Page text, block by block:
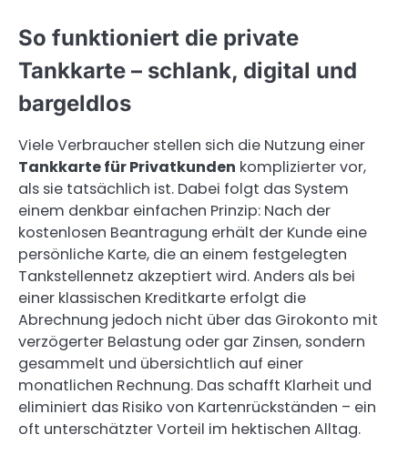
So funktioniert die private
Tankkarte – schlank, digital und
bargeldlos
Viele Verbraucher stellen sich die Nutzung einer
Tankkarte für Privatkunden komplizierter vor,
als sie tatsächlich ist. Dabei folgt das System
einem denkbar einfachen Prinzip: Nach der
kostenlosen Beantragung erhält der Kunde eine
persönliche Karte, die an einem festgelegten
Tankstellennetz akzeptiert wird. Anders als bei
einer klassischen Kreditkarte erfolgt die
Abrechnung jedoch nicht über das Girokonto mit
verzögerter Belastung oder gar Zinsen, sondern
gesammelt und übersichtlich auf einer
monatlichen Rechnung. Das schafft Klarheit und
eliminiert das Risiko von Kartenrückständen – ein
oft unterschätzter Vorteil im hektischen Alltag.